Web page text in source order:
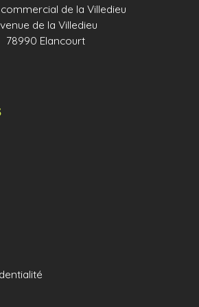
de la Villedieu
de la Villedieu
78990 Elancourt